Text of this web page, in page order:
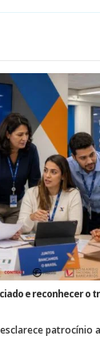
e reconhecer o
patrocínio